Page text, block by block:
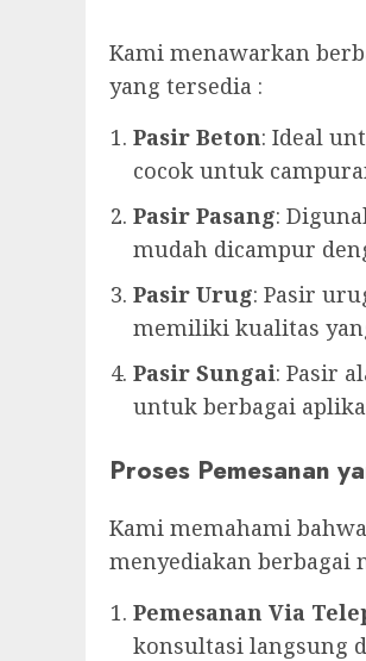
Kami menawarkan
yang tersedia :
Pasir Beton: Ideal
cocok untuk
Pasir Pasang:
mudah dicampur
Pasir Urug: Pasir
memiliki kualitas
Pasir Sungai: Pasir
untuk berbagai
Proses Pemesanan
Kami memahami
menyediakan berbagai
Pemesanan Via
konsultasi langsung